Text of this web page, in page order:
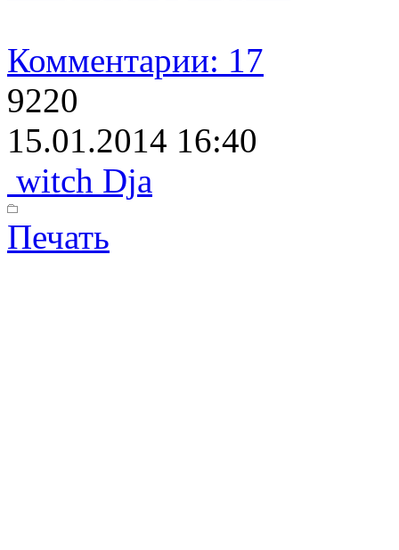
Комментарии: 17
9220
15.01.2014 16:40
witch Dja
Печать